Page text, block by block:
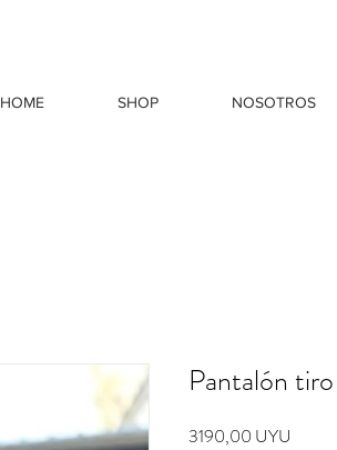
HOME SHOP NOSOTROS
Pantalón
3190,00 UYU